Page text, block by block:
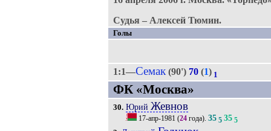
Судья – Алексей Тюмин.
Голы
1:1—Семак(90') 70(1) 1
ФК «Москва»
30. Юрий Жевнов
17-апр-1981 (24года). 35 5 35 5